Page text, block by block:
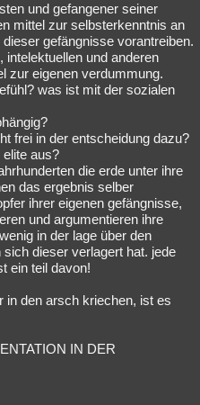
und gefangener seiner
mittel zur selbsterkenntnis an
gefängnisse vorantreiben.
intelektuellen und anderen
zur eigenen verdummung.
was ist mit der sozialen
frei in der entscheidung dazu?
aus?
die erde unter ihre
das ergebnis selber
ihrer eigenen gefängnisse,
und argumentieren ihre
in der lage über den
dieser verlagert hat. jede
ein teil davon!
in den arsch kriechen, ist es
IN DER